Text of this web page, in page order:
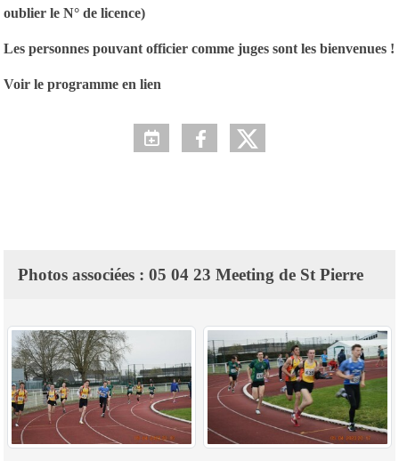
oublier le N° de licence)
Les personnes pouvant officier comme juges sont les bienvenues !
Voir le programme en lien
Photos associées : 05 04 23 Meeting de St Pierre